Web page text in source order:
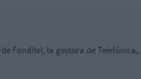
Fonditel, la gestora de Telefónica,